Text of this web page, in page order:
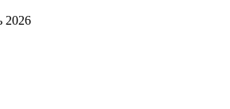
2026